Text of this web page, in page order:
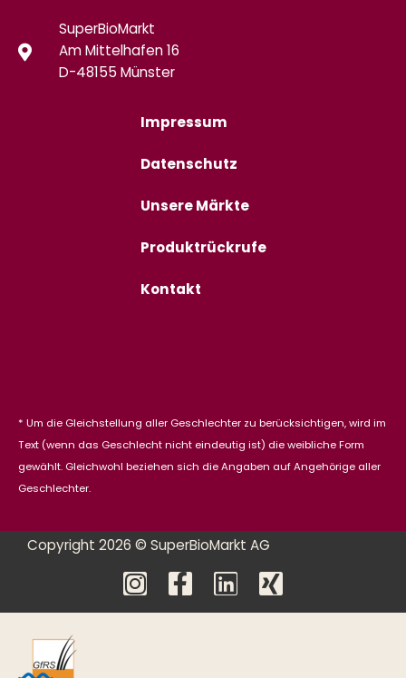
SuperBioMarkt
Am Mittelhafen 16
D-48155 Münster
Impressum
Datenschutz
Unsere Märkte
Produktrückrufe
Kontakt
* Um die Gleichstellung aller Geschlechter zu berücksichtigen, wird im
Text (wenn das Geschlecht nicht eindeutig ist) die weibliche Form
gewählt. Gleichwohl beziehen sich die Angaben auf Angehörige aller
Geschlechter.
Copyright 2026 © SuperBioMarkt AG